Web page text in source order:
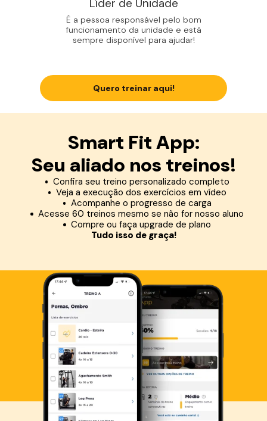
Líder de Unidade
É a pessoa responsável pelo bom
funcionamento da unidade e está
sempre disponível para ajudar!
Quero treinar aqui!
Smart Fit App:
Seu aliado nos treinos!
Confira seu treino personalizado completo
Veja a execução dos exercícios em vídeo
Acompanhe o progresso de carga
Acesse 60 treinos mesmo se não for nosso aluno
Compre ou faça upgrade de plano
Tudo isso de graça!
Baixe agora o Smart Fit App